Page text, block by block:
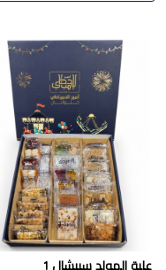
علبة المولد سبيشال 1